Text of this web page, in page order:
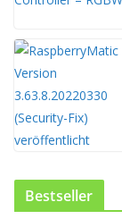
Bestseller